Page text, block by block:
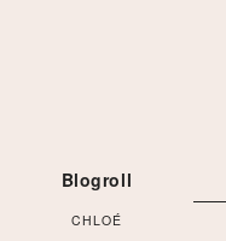
Blogroll
CHLOÉ